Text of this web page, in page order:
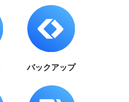
バックアップ